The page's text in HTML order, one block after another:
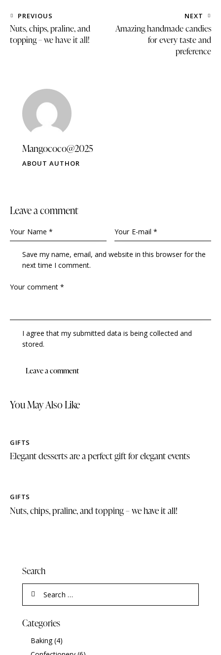
PREVIOUS
Nuts, chips, praline, and
topping – we have it all!
NEXT
Amazing handmade candies
for every taste and
preference
Mangococo@2025
ABOUT AUTHOR
Leave a comment
Save my name, email, and website in this browser for the
next time I comment.
I agree that my submitted data is being collected and
stored.
You May Also Like
GIFTS
Elegant desserts are a perfect gift for elegant events
GIFTS
Nuts, chips, praline, and topping – we have it all!
Search
Categories
Baking(4)